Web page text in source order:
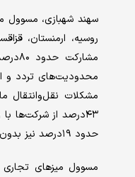
سهند شهبازی، مسوول
محدودیت‌های تردد و
مشکلات نقل‌وانتقال
حدود ۱۹درصد نیز بدون مشکل در حال فعالیت هستند.
مسوول میزهای تجاری